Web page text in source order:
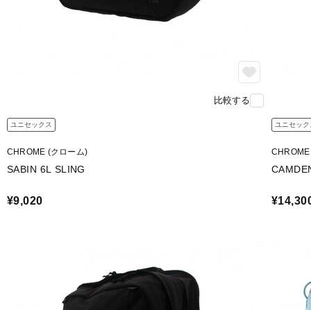
比較する
ユニセックス
CHROME (クローム)
SABIN 6L SLING
¥9,020
ユニセック